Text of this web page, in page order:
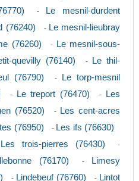
-
Le mesnil-durdent
(76240) - Le mesnil-lieubray
(76260) - Le mesnil-sous-
quevilly (76140) -
Le thil-
(76790) -
Le torp-mesnil
- Le treport (76470) -
Les
(76520)
- Les cent-acres
(76950) - Les ifs (76630)
Les trois-pierres (76430) -
(76170) -
Limesy
- Lindebeuf (76760) - Lintot